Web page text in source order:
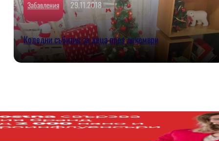
Забавления 29.11.2018
Коледни събития за деца през декември